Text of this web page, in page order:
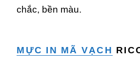
chắc, bền màu.
MỰC IN MÃ VẠCH